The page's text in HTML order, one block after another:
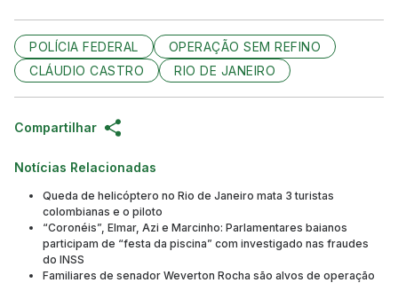
POLÍCIA FEDERAL
OPERAÇÃO SEM REFINO
CLÁUDIO CASTRO
RIO DE JANEIRO
Compartilhar
Notícias Relacionadas
Queda de helicóptero no Rio de Janeiro mata 3 turistas
colombianas e o piloto
“Coronéis”, Elmar, Azi e Marcinho: Parlamentares baianos
participam de “festa da piscina” com investigado nas fraudes
do INSS
Familiares de senador Weverton Rocha são alvos de operação